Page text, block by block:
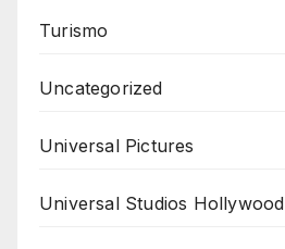
Turismo
Uncategorized
Universal Pictures
Universal Studios Hollywood